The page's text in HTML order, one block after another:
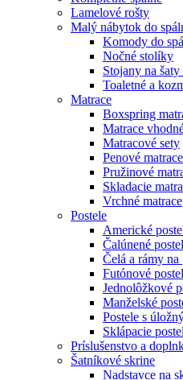
Lamelové rošty
Malý nábytok do
Komody do
Nočné stolíky
Stojany na
Toaletné a
Matrace
Boxspring
Matrace
Matracové sety
Penové matrace
Pružinové
Skladacie
Vrchné matrace
Postele
Americké
Čalúnené
Čelá a rámy
Futónové
Jednolôžkové
Manželské
Postele s
Sklápacie
Príslušenstvo a
Šatníkové skrine
Nadstavce na